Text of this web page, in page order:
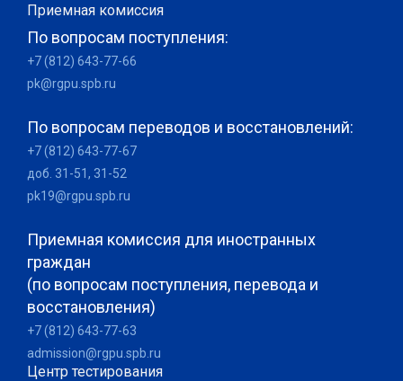
Приемная комиссия
По вопросам поступления:
+7 (812) 643-77-66
pk@rgpu.spb.ru
По вопросам переводов и восстановлений:
+7 (812) 643-77-67
доб. 31-51, 31-52
pk19@rgpu.spb.ru
Приемная комиссия для иностранных
граждан
(по вопросам поступления, перевода и
восстановления)
+7 (812) 643-77-63
admission@rgpu.spb.ru
Центр тестирования